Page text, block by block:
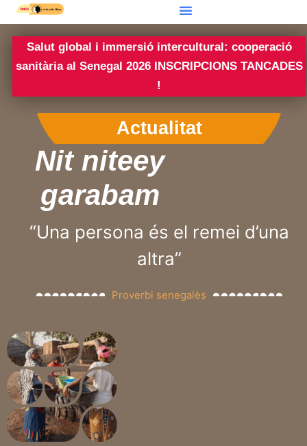
Salut global i immersió intercultural: cooperació
sanitària al Senegal 2026 INSCRIPCIONS TANCADES
!
Actualitat
Nit niteey
garabam
“Una persona és el remei d’una
altra”
Proverbi senegalès